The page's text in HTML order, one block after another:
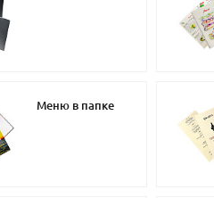
Меню в папке